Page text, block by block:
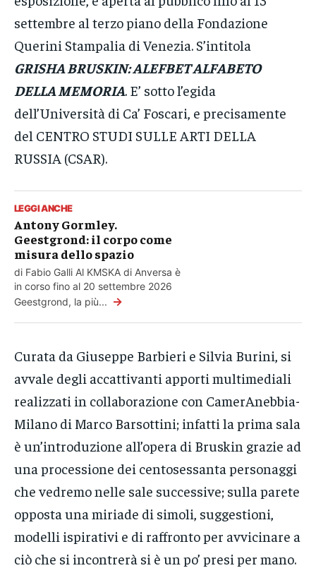
settembre al terzo piano della Fondazione
Querini Stampalia di Venezia. S’intitola
GRISHA BRUSKIN: ALEFBET ALFABETO
DELLA MEMORIA. E’ sotto l’egida
dell’Università di Ca’ Foscari, e precisamente
del CENTRO STUDI SULLE ARTI DELLA
RUSSIA (CSAR).
LEGGI ANCHE
Antony Gormley.
Geestgrond: il corpo come
misura dello spazio
di Fabio Galli Al KMSKA di Anversa è
in corso fino al 20 settembre 2026
Geestgrond, la più... →
Curata da Giuseppe Barbieri e Silvia Burini, si
avvale degli accattivanti apporti multimediali
realizzati in collaborazione con CamerAnebbia-
Milano di Marco Barsottini; infatti la prima sala
è un’introduzione all’opera di Bruskin grazie ad
una processione dei centosessanta personaggi
che vedremo nelle sale successive; sulla parete
opposta una miriade di simoli, suggestioni,
modelli ispirativi e di raffronto per avvicinare a
ciò che si incontrerà si è un po’ presi per mano.